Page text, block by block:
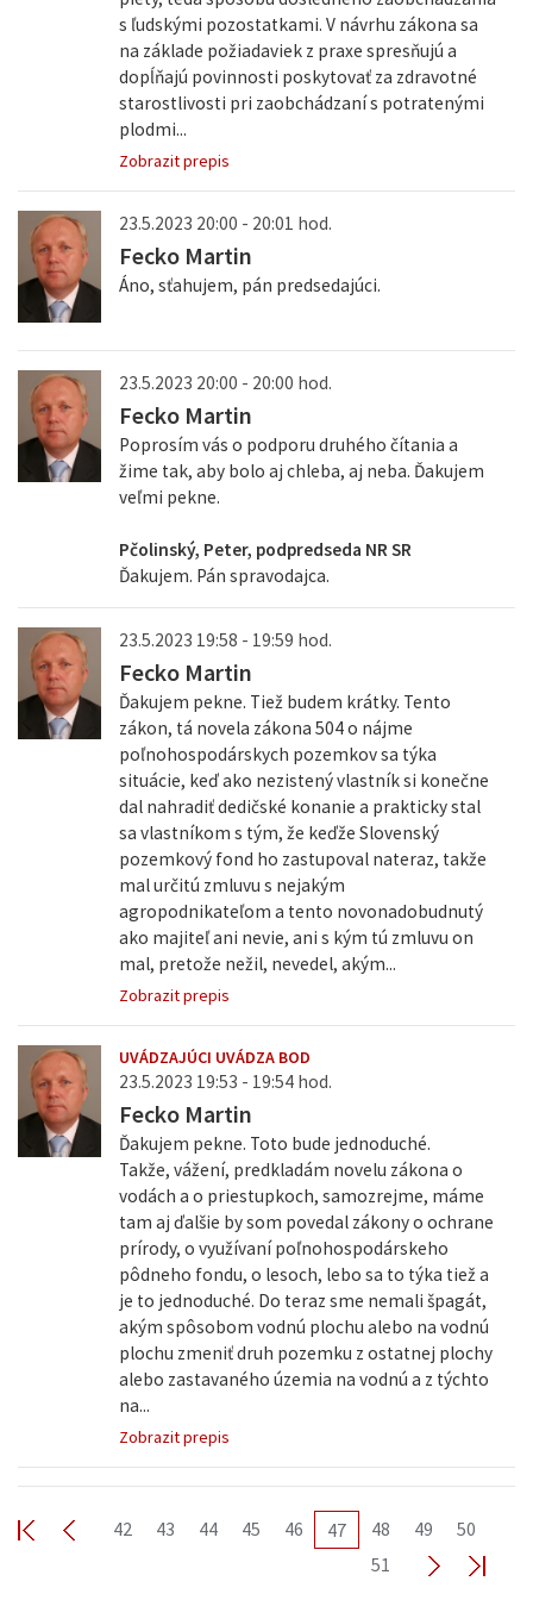
s ľudskými pozostatkami. V návrhu zákona sa
na základe požiadaviek z praxe spresňujú a
dopĺňajú povinnosti poskytovať za zdravotné
starostlivosti pri zaobchádzaní s potratenými
plodmi...
Zobrazit prepis
23.5.2023 20:00 - 20:01 hod.
Fecko Martin
Áno, sťahujem, pán predsedajúci.
23.5.2023 20:00 - 20:00 hod.
Fecko Martin
Poprosím vás o podporu druhého čítania a
žime tak, aby bolo aj chleba, aj neba. Ďakujem
veľmi pekne.
Pčolinský, Peter, podpredseda NR SR
Ďakujem. Pán spravodajca.
23.5.2023 19:58 - 19:59 hod.
Fecko Martin
Ďakujem pekne. Tiež budem krátky. Tento
zákon, tá novela zákona 504 o nájme
poľnohospodárskych pozemkov sa týka
situácie, keď ako nezistený vlastník si konečne
dal nahradiť dedičské konanie a prakticky stal
sa vlastníkom s tým, že keďže Slovenský
pozemkový fond ho zastupoval nateraz, takže
mal určitú zmluvu s nejakým
agropodnikateľom a tento novonadobudnutý
ako majiteľ ani nevie, ani s kým tú zmluvu on
mal, pretože nežil, nevedel, akým...
Zobrazit prepis
UVÁDZAJÚCI UVÁDZA BOD
23.5.2023 19:53 - 19:54 hod.
Fecko Martin
Ďakujem pekne. Toto bude jednoduché.
Takže, vážení, predkladám novelu zákona o
vodách a o priestupkoch, samozrejme, máme
tam aj ďalšie by som povedal zákony o ochrane
prírody, o využívaní poľnohospodárskeho
pôdneho fondu, o lesoch, lebo sa to týka tiež a
je to jednoduché. Do teraz sme nemali špagát,
akým spôsobom vodnú plochu alebo na vodnú
plochu zmeniť druh pozemku z ostatnej plochy
alebo zastavaného územia na vodnú a z týchto
na...
Zobrazit prepis
42 43 44 45 46 47 48 49
50
51